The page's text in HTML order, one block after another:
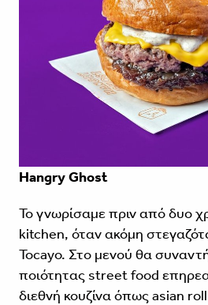
Hangry Ghost
Το γνωρίσαμε πριν από δυο
kitchen, όταν ακόμη
Tocayo. Στο μενού θα
ποιότητας street food
διεθνή κουζίνα όπως asian